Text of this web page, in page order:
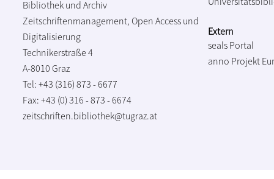
Bibliothek und Archiv
Zeitschriftenmanagement, Open Access und
Digitalisierung
Technikerstraße 4
A-8010 Graz
Tel: +43 (316) 873 - 6677
Fax: +43 (0) 316 - 873 - 6674
zeitschriften.bibliothek@tugraz.at
Extern
seals Portal
anno Projekt